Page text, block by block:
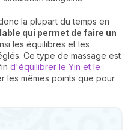
la plupart du temps en
qui permet de faire un
les équilibres et les
Ce type de massage est
d'équilibrer le Yin et le
les mêmes points que pour